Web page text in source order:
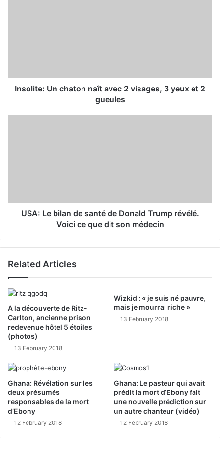
Insolite: Un chaton naît avec 2 visages, 3 yeux et 2
gueules
USA: Le bilan de santé de Donald Trump révélé.
Voici ce que dit son médecin
Related Articles
A la découverte de Ritz-
Carlton, ancienne prison
redevenue hôtel 5 étoiles
(photos)
13 February 2018
Wizkid : « je suis né pauvre,
mais je mourrai riche »
13 February 2018
Ghana: Révélation sur les
deux présumés
responsables de la mort
d’Ebony
12 February 2018
Ghana: Le pasteur qui avait
prédit la mort d’Ebony fait
une nouvelle prédiction sur
un autre chanteur (vidéo)
12 February 2018